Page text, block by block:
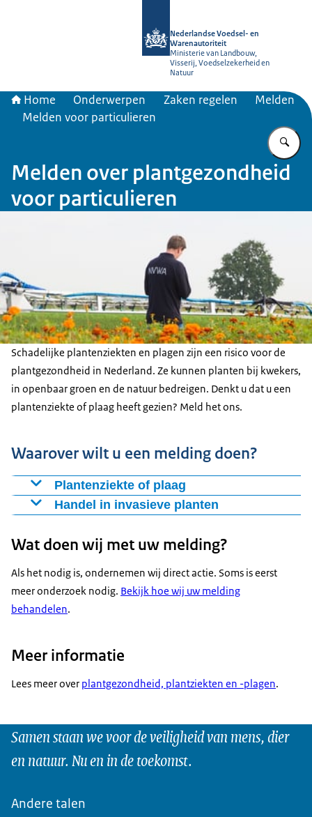
Nederlandse Voedsel- en
Warenautoriteit
Ministerie van Landbouw,
Visserij, Voedselzekerheid en
Natuur
Home Onderwerpen Zaken regelen
Melden
Melden voor particulieren
Melden over plantgezondheid
voor particulieren
Schadelijke plantenziekten en plagen zijn een risico voor de
plantgezondheid in Nederland. Ze kunnen planten bij kwekers,
in openbaar groen en de natuur bedreigen. Denkt u dat u een
plantenziekte of plaag heeft gezien? Meld het ons.
Waarover wilt u een melding doen?
Plantenziekte of plaag
Heeft u bijvoorbeeld een Aziatische boktor gezien? Of
plantenvirus zoals een Q-organisme? Meld het ons.
Handel in invasieve planten
aangeboden? Doe dan een melding.
Wat doen wij met uw melding?
Als het nodig is, ondernemen wij direct actie. Soms is eerst
meer onderzoek nodig. Bekijk hoe wij uw melding
behandelen.
Meer informatie
Lees meer over plantgezondheid, plantziekten en -plagen.
Samen staan we voor de veiligheid van mens, dier
en natuur. Nu en in de toekomst.
Andere talen